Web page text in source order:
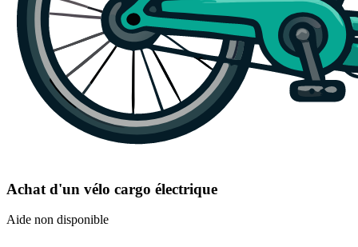
Achat d'un vélo cargo électrique
Aide non disponible